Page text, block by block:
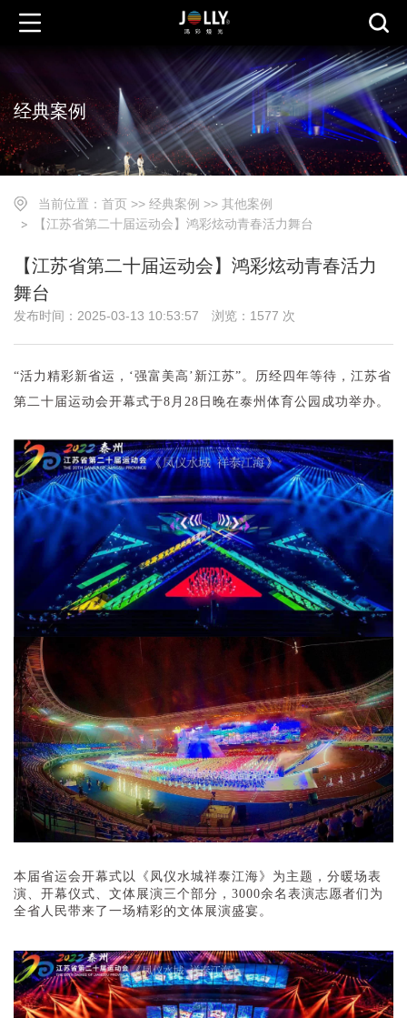
经典案例
当前位置： 首页 >> 经典案例 >> 其他案例
【江苏省第二十届运动会】鸿彩炫动青春活力舞台
【江苏省第二十届运动会】鸿彩炫动青春活力
舞台
发布时间：2025-03-13 10:53:57 浏览：1577 次
“活力精彩新省运，‘强富美高’新江苏”。历经四年等待，江苏省
第二十届运动会开幕式于8月28日晚在泰州体育公园成功举办。
本届省运会开幕式以《凤仪水城祥泰江海》为主题，分暖场表
演、开幕仪式、文体展演三个部分，3000余名表演志愿者们为
全省人民带来了一场精彩的文体展演盛宴。